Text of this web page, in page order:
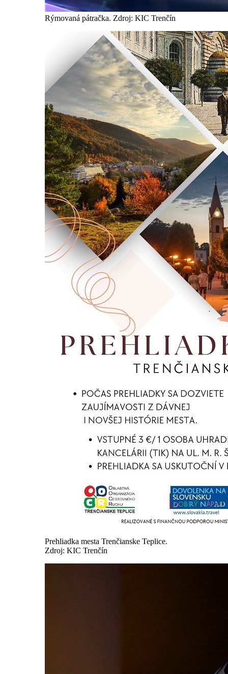
Rýmovaná pátračka. Zdroj: KIC Trenčín
Prehliadka mesta Trenčianske Teplice.
Zdroj: KIC Trenčín